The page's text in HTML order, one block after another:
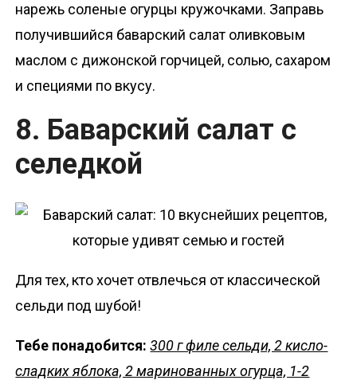
нарежь соленые огурцы кружочками. Заправь
получившийся баварский салат оливковым
маслом с дижонской горчицей, солью, сахаром
и специями по вкусу.
8. Баварский салат с
селедкой
Для тех, кто хочет отвлечься от классической
сельди под шубой!
Тебе понадобится:300 г филе сельди, 2 кисло-
сладких яблока, 2 маринованных огурца, 1-2